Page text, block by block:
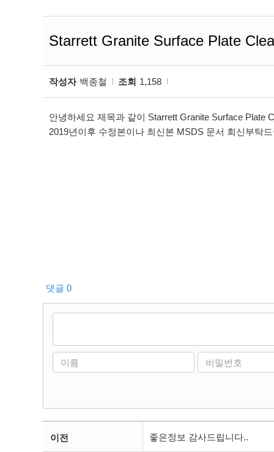
Starrett Granite Surface Plate
작성자 백종철 조회 1,158
안녕하세요 제목과 같이 Starrett Granite Surface Plate
2019년이후 수정본이나 최신본 MSDS 문서 회신부탁
댓글 0
이전 좋은정보 감사드립니다..